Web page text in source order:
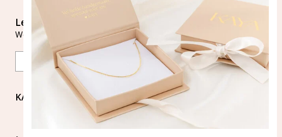
Let's stay in touch
Word lid van onze mailinglijst
KAYA Sieraden
Bellen of WhatsApp Ma-Vr
tussen 09:00-17:00